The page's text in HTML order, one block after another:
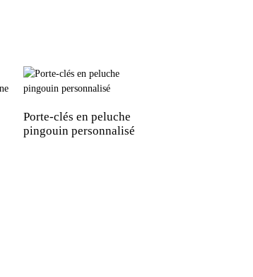
Porte-clés en peluche
pingouin personnalisé